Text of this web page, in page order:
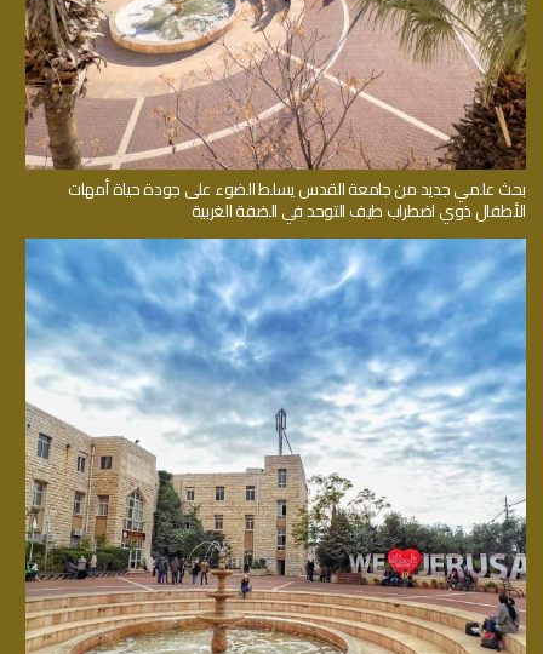
بحث علمي جديد من جامعة القدس يسلط الضوء على جودة حياة أمهات
الأطفال ذوي اضطراب طيف التوحد في الضفة الغربية